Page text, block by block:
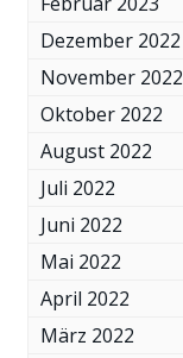
Dezember 2022
November 2022
Oktober 2022
August 2022
Juli 2022
Juni 2022
Mai 2022
April 2022
März 2022